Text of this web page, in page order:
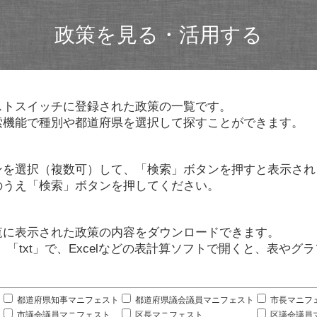
政策を見る・活用する
スイッチに登録された政策の一覧です。
能で種別や都道府県を選択して探すことができます。
選択（複数可）して、「検索」ボタンを押すと表示さ
え「検索」ボタンを押してください。
表示された政策の内容をダウンロードできます。
「txt」で、Excelなどの表計算ソフトで開くと、表やグ
都道府県知事マニフェスト 都道府県議会議員マニフェスト
市長マニフ
市議会議員マニフェスト
区長マニフェスト 区議会議員